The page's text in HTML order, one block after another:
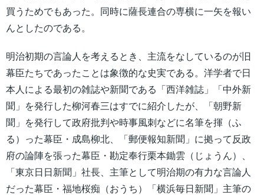
買うためでもあった。同時に薩長連合の専横に一矢を報い
んとしたのである。
明治初期の言論人を考えるとき、主流をなしているのが旧
幕臣たちであったことは象徴的な史実である。洋学者で日
本人による最初の雑誌や新聞である「西洋雑誌」「中外新
聞」を発行した柳河春三はすでに紹介したが、「朝野新
聞」を発行して政府批判や時事風刺などに名筆を揮（ふ
る）った幕臣・成島柳北、「郵便報知新聞」に拠って反政
府の論陣を張った幕臣・勘定奉行栗本鋤雲（じょうん）、
「東京日日新聞」社長、主筆として明治期の有力な言論人
だった幕臣・福地桜痴（おうち）「横浜毎日新聞」主筆の